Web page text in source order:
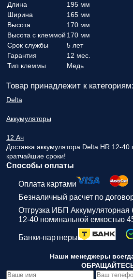
Длина
195 мм
Ширина
165 мм
Высота
170 мм
Высота с клеммой 170 мм
Срок службы
5 лет
Гарантия
12 мес.
Тип клеммы
Медь
Товар принадлежит к категориям:
Delta
Аккумуляторы
12 Ач
Доставка аккумулятора Delta HR 12-40
кратчайшие сроки!
Способы оплаты
Оплата картами
Безналичный расчет по
Отгрузка ИБП Аккумуляторная
12-40 номинальной емкостью
Банки-партнеры
Наши менеджеры